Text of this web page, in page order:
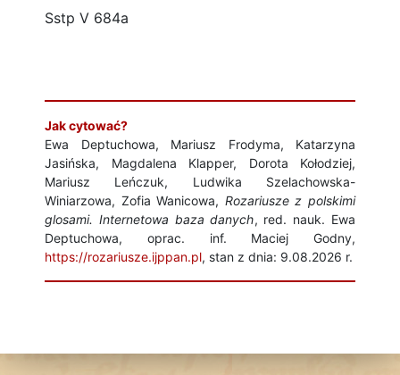
Sstp V 684a
Jak cytować?
Ewa Deptuchowa, Mariusz Frodyma, Katarzyna
Jasińska, Magdalena Klapper, Dorota Kołodziej,
Mariusz Leńczuk, Ludwika Szelachowska-
Winiarzowa, Zofia Wanicowa, Rozariusze z polskimi
glosami. Internetowa baza danych, red. nauk. Ewa
Deptuchowa, oprac. inf. Maciej Godny,
https://rozariusze.ijppan.pl, stan z dnia: 9.08.2026 r.